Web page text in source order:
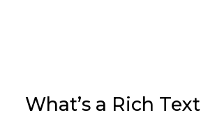
What’s a Rich Text